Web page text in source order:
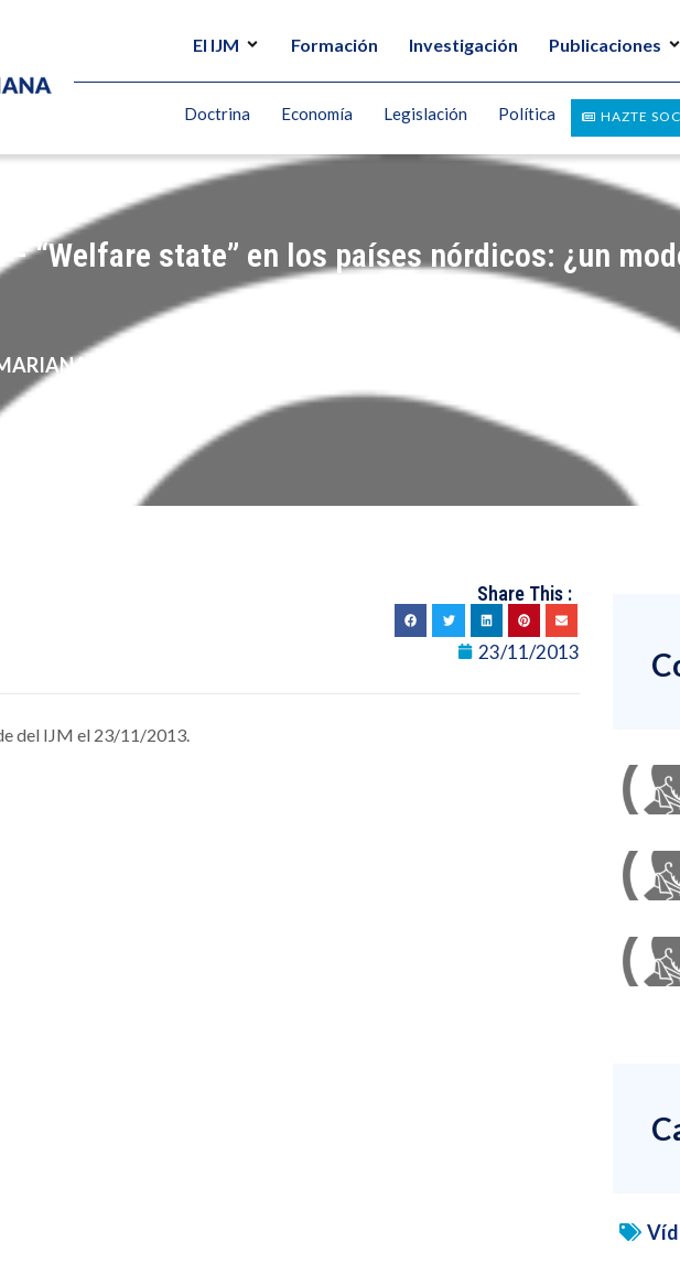
El IJM Formación Investigación Publicaciones
HAZTE
Doctrina Economía Legislación Política
– “Welfare state” en los países nórdicos: ¿un
Share This :
23/11/2013
del IJM el 23/11/2013.